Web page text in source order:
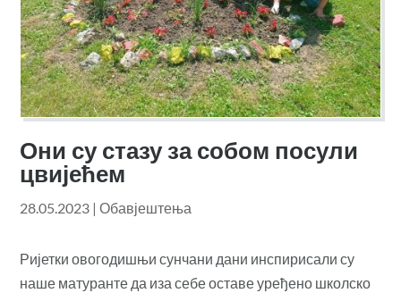
Они су стазу за собом посули
цвијећем
28.05.2023 |Обавјештења
Ријетки овогодишњи сунчани дани инспирисали су
наше матуранте да иза себе оставе уређено школско